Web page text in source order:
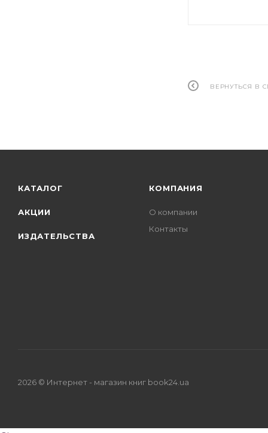
ВЕРНУТЬСЯ В
КАТАЛОГ
АКЦИИ
ИЗДАТЕЛЬСТВА
КОМПАНИЯ
О компании
Контакты
2026 © Интернет - магазин книг book24.ua